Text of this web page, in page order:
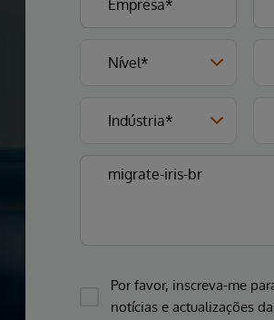
Por favor, inscreva-me
notícias e actualizações